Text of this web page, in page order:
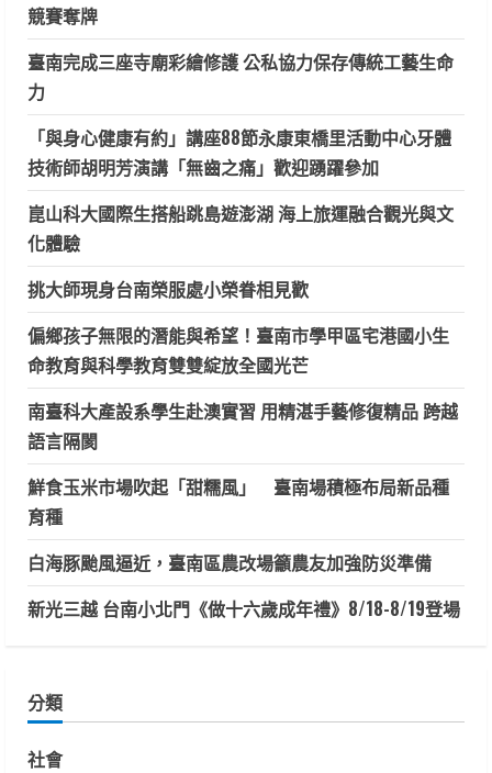
競賽奪牌
臺南完成三座寺廟彩繪修護 公私協力保存傳統工藝生命
力
「與身心健康有約」講座88節永康東橋里活動中心牙體
技術師胡明芳演講「無齒之痛」歡迎踴躍參加
崑山科大國際生搭船跳島遊澎湖 海上旅運融合觀光與文
化體驗
挑大師現身台南榮服處小榮眷相見歡
偏鄉孩子無限的潛能與希望！臺南市學甲區宅港國小生
命教育與科學教育雙雙綻放全國光芒
南臺科大產設系學生赴澳實習 用精湛手藝修復精品 跨越
語言隔閡
鮮食玉米市場吹起「甜糯風」 臺南場積極布局新品種
育種
白海豚颱風逼近，臺南區農改場籲農友加強防災準備
新光三越 台南小北門《做十六歲成年禮》8/18-8/19登場
分類
社會